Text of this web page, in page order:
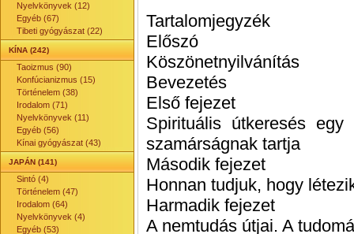
Nyelvkönyvek (12)
Egyéb (67)
Tibeti gyógyászat (22)
KÍNA (242)
Taoizmus (90)
Konfúcianizmus (15)
Történelem (38)
Irodalom (71)
Nyelvkönyvek (11)
Egyéb (56)
Kínai gyógyászat (43)
JAPÁN (141)
Sintó (4)
Történelem (47)
Irodalom (64)
Nyelvkönyvek (4)
Egyéb (53)
Tartalomjegyzék
Előszó
Köszönetnyilvánítás
Bevezetés
Első fejezet
Spirituális útkeresés
szamárságnak tartja
Második fejezet
Honnan tudjuk, hogy
Harmadik fejezet
A nemtudás útjai. A